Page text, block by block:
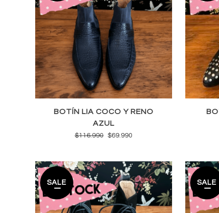
BOTÍN LIA COCO Y RENO
AZUL
$116.990 El
original
era:
$116.990.
$69.990El
actual
$69.990.
SALE SALE